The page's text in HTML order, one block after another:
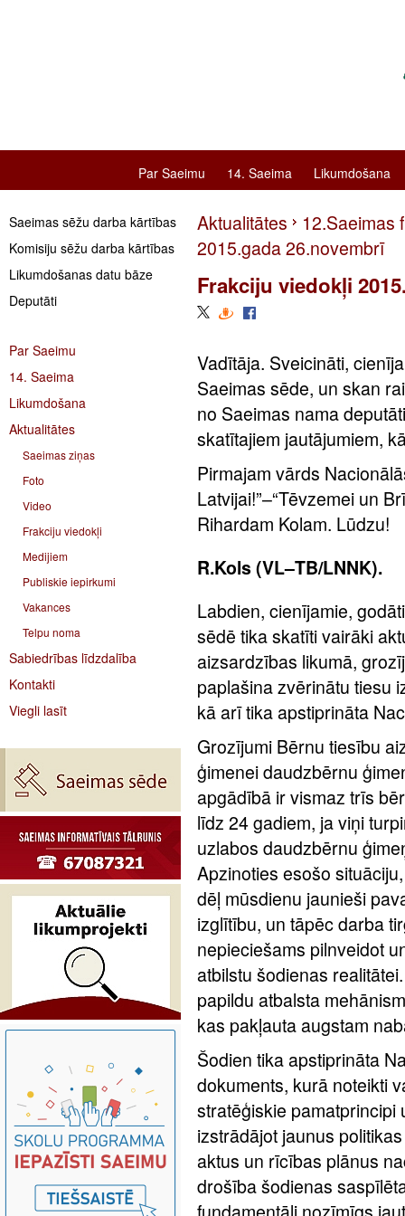
Par Saeimu 14. Saeima Likumdošana
Saeimas sēžu darba kārtības
Komisiju sēžu darba kārtības
Likumdošanas datu bāze
Deputāti
Par Saeimu
14. Saeima
Likumdošana
Aktualitātes
Saeimas ziņas
Foto
Video
Frakciju viedokļi
Medijiem
Publiskie iepirkumi
Vakances
Telpu noma
Sabiedrības līdzdalība
Kontakti
Viegli lasīt
Aktualitātes
12.Saeimas
2015.gada 26.novembrī
Frakciju viedokļi
Vadītāja. Sveicināti,
Saeimas sēde, un skan
no Saeimas nama
skatītajiem jautājumiem,
Pirmajam vārds
Latvijai!”–“Tēvzemei un
Rihardam Kolam. Lūdzu!
R.Kols (VL–TB/LNNK).
Labdien, cienījamie,
sēdē tika skatīti vairāki
aizsardzības likumā,
paplašina zvērinātu tiesu
kā arī tika apstiprināta
Grozījumi Bērnu tiesību
ģimenei daudzbērnu
apgādībā ir vismaz trīs
līdz 24 gadiem, ja viņi
uzlabos daudzbērnu
Apzinoties esošo
dēļ mūsdienu jaunieši
izglītību, un tāpēc darba
nepieciešams pilnveidot
atbilstu šodienas
papildu atbalsta
kas pakļauta augstam
Šodien tika apstiprināta
dokuments, kurā noteikti
stratēģiskie pamatprincipi
izstrādājot jaunus
aktus un rīcības plānus
drošība šodienas